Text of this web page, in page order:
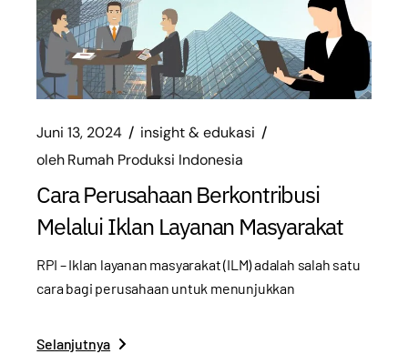
Juni 13, 2024
insight & edukasi
olehRumah Produksi Indonesia
Cara Perusahaan Berkontribusi
Melalui Iklan Layanan Masyarakat
RPI – Iklan layanan masyarakat (ILM) adalah salah satu
cara bagi perusahaan untuk menunjukkan
Selanjutnya